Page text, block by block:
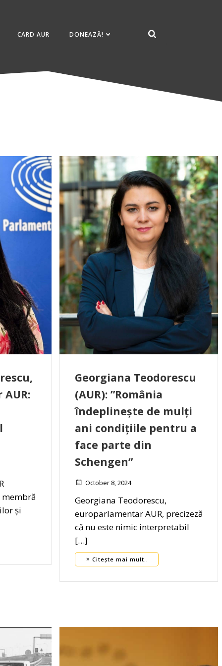
CARD AUR DONEAZĂ!
membră
și
Georgiana Teodorescu
(AUR): ”România
îndeplinește de mulți
ani condițiile pentru a
face parte din
Schengen”
October 8, 2024
Georgiana Teodorescu,
europarlamentar AUR, precizeză
că nu este nimic interpretabil
[…]
Citește mai mult..